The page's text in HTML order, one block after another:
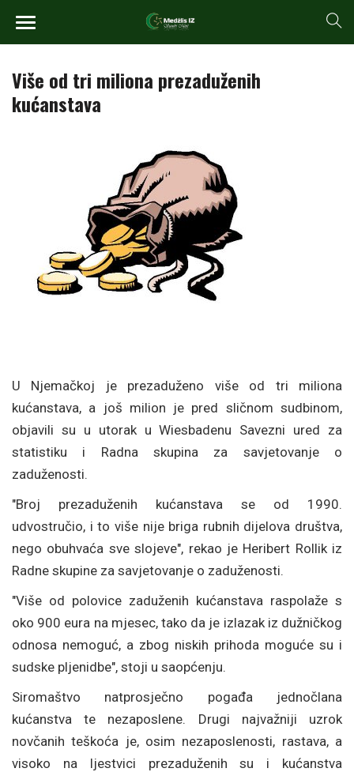
Više od tri miliona prezaduženih
kućanstava
U Njemačkoj je prezaduženo više od tri miliona
kućanstava, a još milion je pred sličnom sudbinom,
objavili su u utorak u Wiesbadenu Savezni ured za
statistiku i Radna skupina za savjetovanje o
zaduženosti.
"Broj prezaduženih kućanstava se od 1990.
udvostručio, i to više nije briga rubnih dijelova društva,
nego obuhvaća sve slojeve", rekao je Heribert Rollik iz
Radne skupine za savjetovanje o zaduženosti.
"Više od polovice zaduženih kućanstava raspolaže s
oko 900 eura na mjesec, tako da je izlazak iz dužničkog
odnosa nemoguć, a zbog niskih prihoda moguće su i
sudske pljenidbe", stoji u saopćenju.
Siromaštvo natprosječno pogađa jednočlana
kućanstva te nezaposlene. Drugi najvažniji uzrok
novčanih teškoća je, osim nezaposlenosti, rastava, a
visoko na ljestvici prezaduženih su i kućanstva